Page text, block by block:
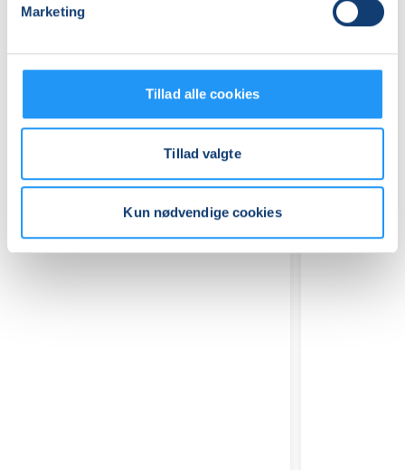
Marketing
Tillad alle cookies
Tillad valgte
Kun nødvendige cookies
Mødegange
Relaterede hold